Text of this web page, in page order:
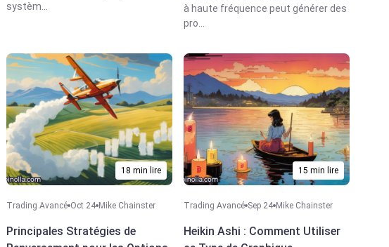
systèm...
à haute fréquence peut générer des
pro...
18 min lire
Trading Avancé Oct 24 Mike Chainster
Principales Stratégies de
15 min lire
Trading Avancé Sep 24 Mike Chainster
Heikin Ashi : Comment Utiliser